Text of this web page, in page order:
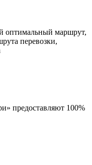
оптимальный маршрут,
перевозки,
предоставляют 100%